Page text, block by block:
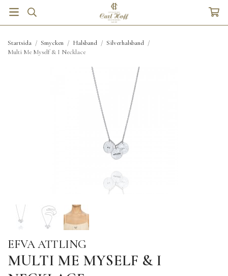
Startsida / Smycken / Halsband / Silverhalsband /
Multi Me Myself & I Necklace
EFVA ATTLING
MULTI ME MYSELF & I